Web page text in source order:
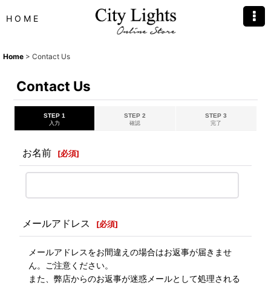
H O M E
Home > Contact Us
Contact Us
STEP 1
入力
STEP 2
確認
STEP 3
完了
お名前 [必須]
メールアドレス [必須]
メールアドレスをお間違えの場合はお返事が届きませ
ん。ご注意ください。
また、弊店からのお返事が迷惑メールとして処理される